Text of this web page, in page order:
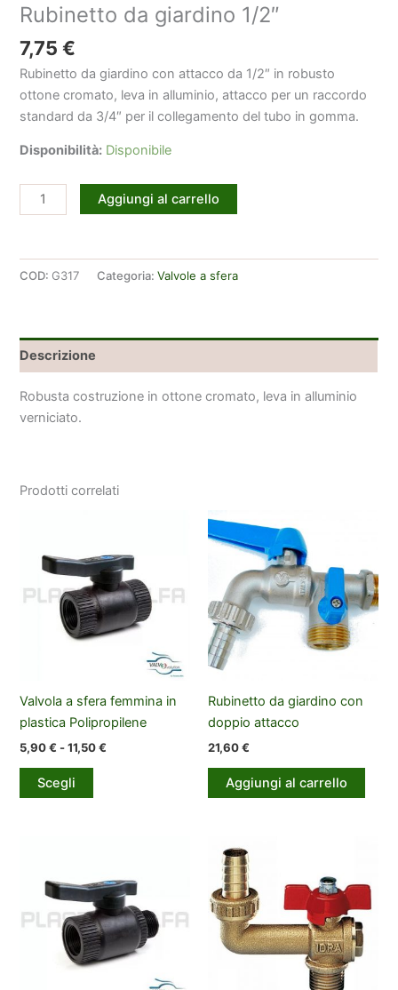
Rubinetto da giardino 1/2″
7,75€
Rubinetto da giardino con attacco da 1/2″ in robusto
ottone cromato, leva in alluminio, attacco per un raccordo
standard da 3/4″ per il collegamento del tubo in gomma.
Disponibilità: Disponibile
Rubinetto
da
1/2"
quantità
Aggiungi al carrello
COD: G317 Categoria:Valvole a sfera
Descrizione
Robusta costruzione in ottone cromato, leva in alluminio
verniciato.
Prodotti correlati
Valvola a sfera femmina in
plastica Polipropilene
5,90€ - 11,50€
Scegli
Questo
Le
opzioni
possono
essere
scelte
Rubinetto da giardino con
doppio attacco
21,60€
Aggiungi al carrello